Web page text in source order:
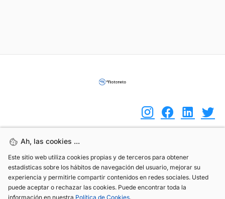
Ah, las cookies ...
Este sitio web utiliza cookies propias y de terceros para obtener
estadísticas sobre los hábitos de navegación del usuario, mejorar su
experiencia y permitirle compartir contenidos en redes sociales. Usted
puede aceptar o rechazar las cookies. Puede encontrar toda la
información en nuestra Política de Cookies.
Ah, las cookies ...
Este sitio web utiliza cookies propias y de terceros para obtener
estadísticas sobre los hábitos de navegación del usuario, mejorar su
experiencia y permitirle compartir contenidos en redes sociales. Usted
puede aceptar o rechazar las cookies. Puede encontrar toda la
información en nuestra Política de Cookies.
info@motoreto.com